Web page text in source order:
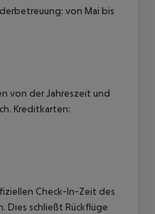
von Mai bis
von der Jahreszeit und
Kreditkarten:
Check-In-Zeit des
Dies schließt Rückflüge